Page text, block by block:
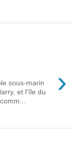
›
sous-marin
et l'île du